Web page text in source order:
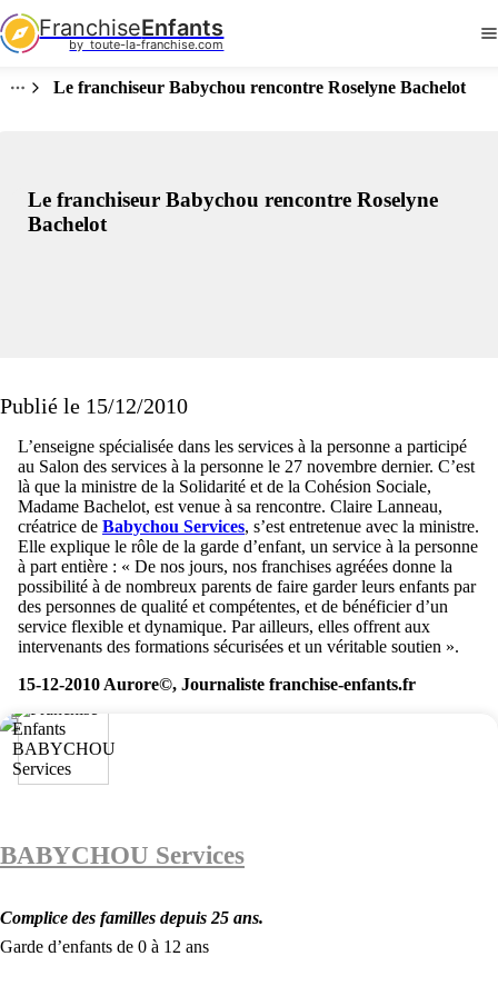
FranchiseEnfants
by  toute-la-franchise.com
Le franchiseur Babychou rencontre Roselyne Bachelot
Le franchiseur Babychou rencontre Roselyne
Bachelot
Publié le 15/12/2010
L’enseigne spécialisée dans les services à la personne a participé
au Salon des services à la personne le 27 novembre dernier. C’est
là que la ministre de la Solidarité et de la Cohésion Sociale,
Madame Bachelot, est venue à sa rencontre. Claire Lanneau,
créatrice de Babychou Services, s’est entretenue avec la ministre.
Elle explique le rôle de la garde d’enfant, un service à la personne
à part entière : « De nos jours, nos franchises agréées donne la
possibilité à de nombreux parents de faire garder leurs enfants par
des personnes de qualité et compétentes, et de bénéficier d’un
service flexible et dynamique. Par ailleurs, elles offrent aux
intervenants des formations sécurisées et un véritable soutien ».
15-12-2010 Aurore©, Journaliste franchise-enfants.fr
BABYCHOU Services
Complice des familles depuis 25 ans.
Garde d’enfants de 0 à 12 ans